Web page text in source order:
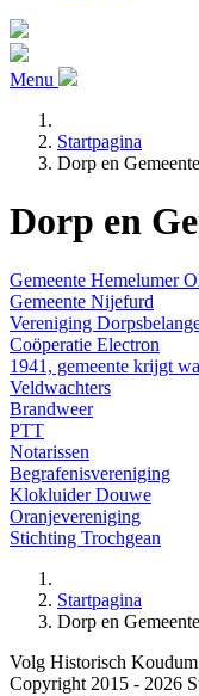
Menu
Startpagina
Dorp en Gemeente
Dorp en
Gemeente Hemelumer
Gemeente Nijefurd
Vereniging
Coöperatie Electron
1941, gemeente krijgt
Veldwachters
Brandweer
PTT
Notarissen
Begrafenisvereniging
Klokluider Douwe
Oranjevereniging
Stichting Trochgean
Startpagina
Dorp en Gemeente
Volg Historisch
Copyright 2015 - 2026